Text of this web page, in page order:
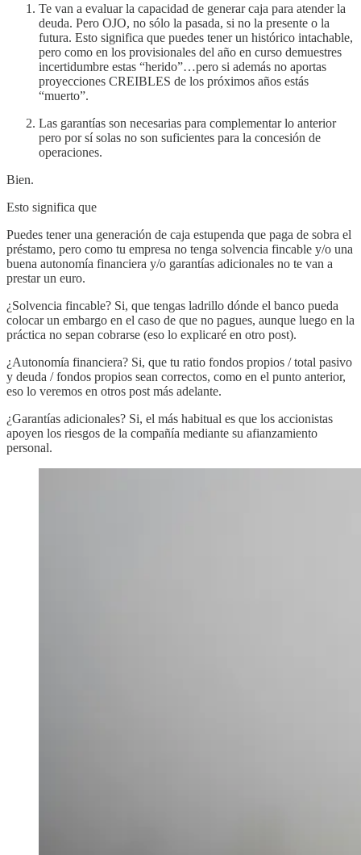
Te van a evaluar la capacidad de generar caja para atender la
deuda. Pero OJO, no sólo la pasada, si no la presente o la
futura. Esto significa que puedes tener un histórico intachable,
pero como en los provisionales del año en curso demuestres
incertidumbre estas “herido”…pero si además no aportas
proyecciones CREIBLES de los próximos años estás
“muerto”.
Las garantías son necesarias para complementar lo anterior
pero por sí solas no son suficientes para la concesión de
operaciones.
Bien.
Esto significa que
Puedes tener una generación de caja estupenda que paga de sobra el
préstamo, pero como tu empresa no tenga solvencia fincable y/o una
buena autonomía financiera y/o garantías adicionales no te van a
prestar un euro.
¿Solvencia fincable? Si, que tengas ladrillo dónde el banco pueda
colocar un embargo en el caso de que no pagues, aunque luego en la
práctica no sepan cobrarse (eso lo explicaré en otro post).
¿Autonomía financiera? Si, que tu ratio fondos propios / total pasivo
y deuda / fondos propios sean correctos, como en el punto anterior,
eso lo veremos en otros post más adelante.
¿Garantías adicionales? Si, el más habitual es que los accionistas
apoyen los riesgos de la compañía mediante su afianzamiento
personal.